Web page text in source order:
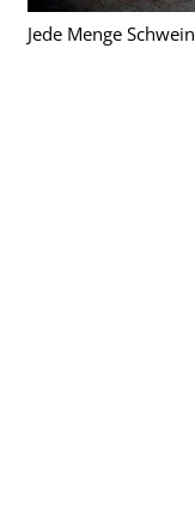
Jede Menge Schwein